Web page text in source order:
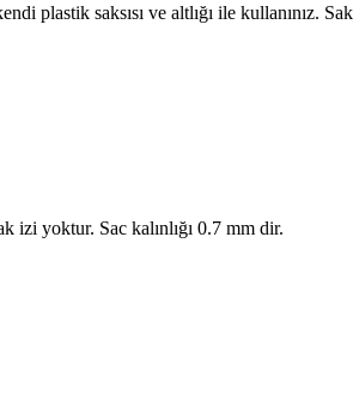
saksısı ve altlığı ile kullanınız.
izi yoktur. Sac kalınlığı 0.7 mm dir.